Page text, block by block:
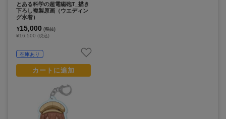
とある科学の超電磁砲T_描き
下ろし複製原画（ウエディン
グ水着）
¥15,000 (税抜)
¥16,500 (税込)
在庫あり
カートに追加